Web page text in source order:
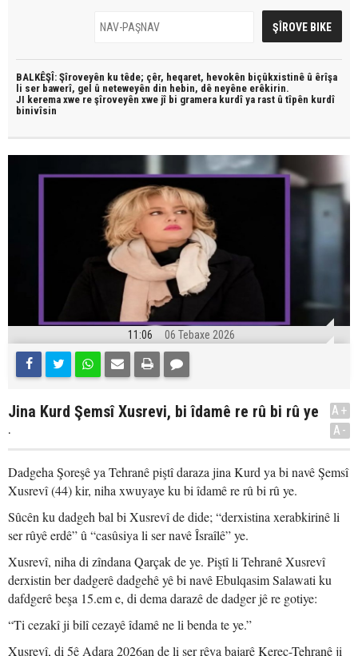
BALKÊŞÎ: Şîroveyên ku têde; çêr, heqaret, hevokên biçûkxistinê û êrîşa
li ser bawerî, gel û neteweyên din hebin, dê neyêne erêkirin.
JI kerema xwe re şîroveyên xwe jî bi gramera kurdî ya rast û tîpên kurdî
binivîsin
11:06 06 Tebaxe 2026
Jina Kurd Şemsî Xusrevi, bi îdamê re rû bi rû ye
.
A+
A-
Dadgeha Şoreşê ya Tehranê piştî daraza jina Kurd ya bi navê Şemsî
Xusrevî (44) kir, niha xwuyaye ku bi îdamê re rû bi rû ye.
Sûcên ku dadgeh bal bi Xusrevî de dide; “derxistina xerabkirinê li
ser rûyê erdê” û “casûsiya li ser navê Îsraîlê” ye.
Xusrevî, niha di zîndana Qarçak de ye. Piştî li Tehranê Xusrevî
derxistin ber dadgerê dadgehê yê bi navê Ebulqasim Salawati ku
dafdgerê beşa 15.em e, di dema darazê de dadger jê re gotiye:
“Ti cezakî ji bilî cezayê îdamê ne li benda te ye.”
Xusrevî, di 5ê Adara 2026an de li ser rêya bajarê Kerec-Tehranê ji